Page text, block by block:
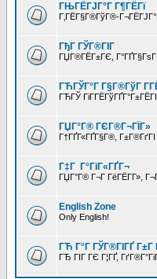
ГЊГЁГЈГ°Г Г¶ГЁГї
Г‚ГЁГ§Г®ГўГ®-
ГђГ ГЎГ®ГІГ
ГЏГ®ГЁГ±ГЄ,
ГЋГЎГ°Г Г§Г®ГўГ
ГЋГЎ
ГЏГ°Г® ГЄГ®Г¬ГЇГ»
Г†ГҐГ«ГҐГ§Г®, Г±Г®ГґГІ
Г‡Г Г°ГіГ«ГҐГ¬
ГЏГ°Г® Г¬Г ГёГЁГ­Г»,
English Zone
Only English!
ГЋ Г°Г ГЎГ®ГІГҐ Г±Г
ГЂ ГІГ ГЄ Г¦ГҐ,